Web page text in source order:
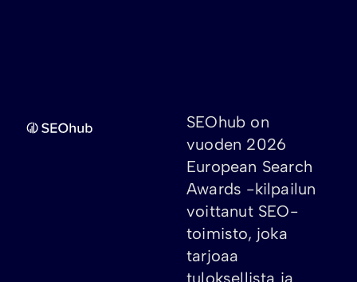
SEOhub on
vuoden 2026
European Search
Awards -kilpailun
voittanut SEO-
toimisto, joka
tarjoaa
tuloksellista ja